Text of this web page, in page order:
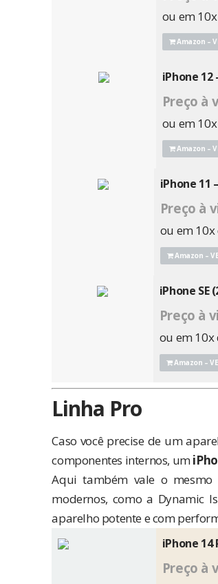
ou em
Amazon –
iPhone 12
Preço à
ou em
Amazon –
iPhone 11
Preço à
ou em 10x
Amazon –
iPhone SE
Preço à
ou em 10x
Amazon –
Linha Pro
Caso você precise de um
componentes internos, um
Aqui também vale o mesmo
modernos, como a Dynamic
aparelho potente e com
iPhone 14
Preço à